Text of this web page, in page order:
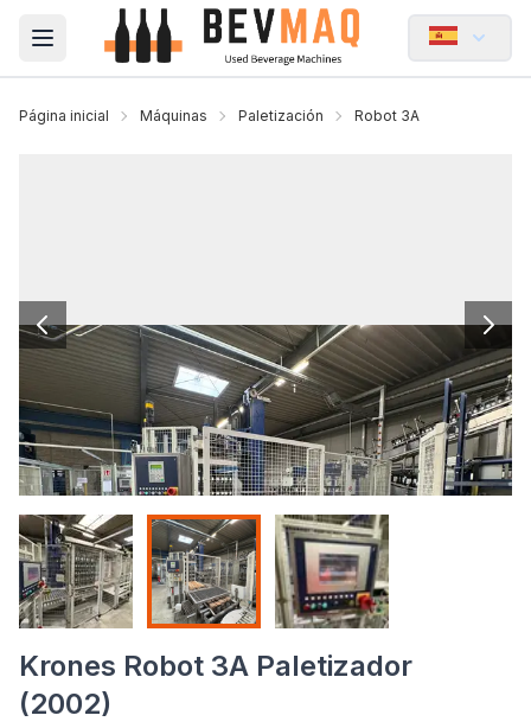
Open main menu
Página inicial Máquinas Paletización Robot 3A
Krones Robot 3A Paletizador
(2002)